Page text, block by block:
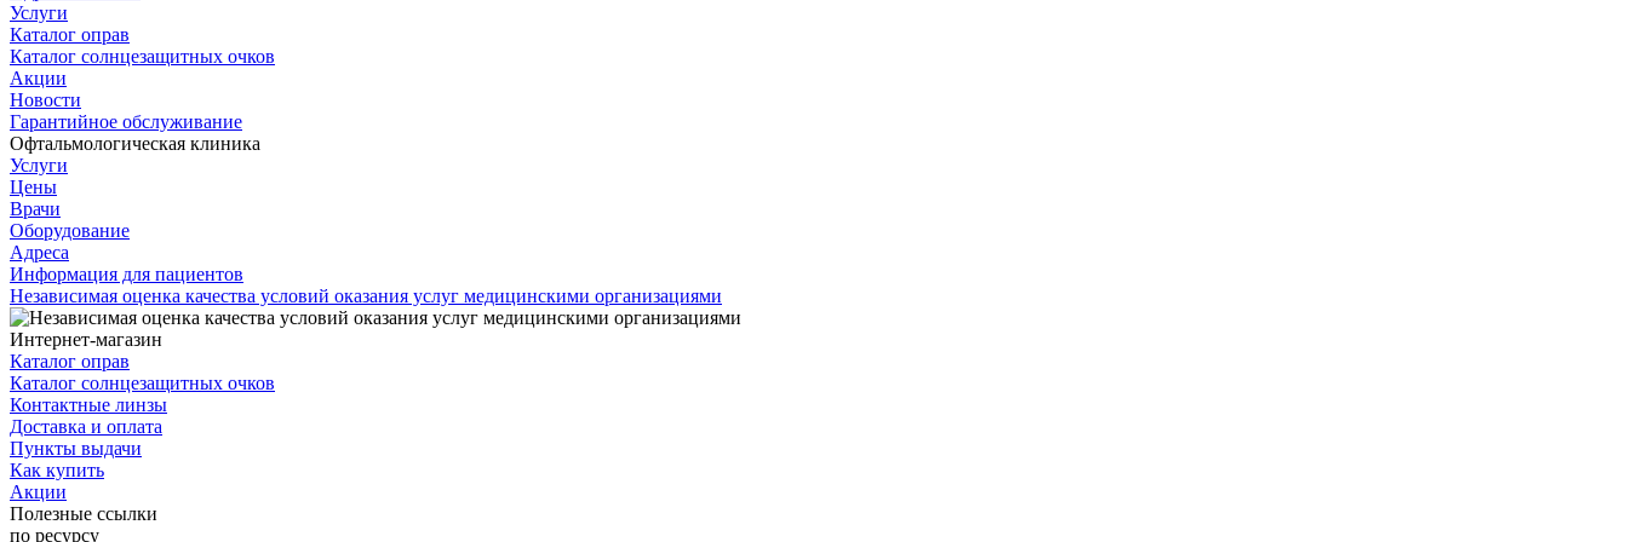
Услуги
Каталог оправ
Каталог солнцезащитных очков
Акции
Новости
Гарантийное обслуживание
Офтальмологическая клиника
Услуги
Цены
Врачи
Оборудование
Адреса
Информация для пациентов
Независимая оценка качества условий оказания услуг медицинскими организациями
Интернет-магазин
Каталог оправ
Каталог солнцезащитных очков
Контактные линзы
Доставка и оплата
Пункты выдачи
Как купить
Акции
Полезные ссылки
по ресурсу